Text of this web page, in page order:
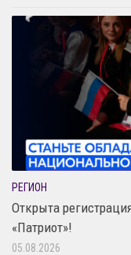
РЕГИОН
Открыта
«Патриот»!
05.08.2026